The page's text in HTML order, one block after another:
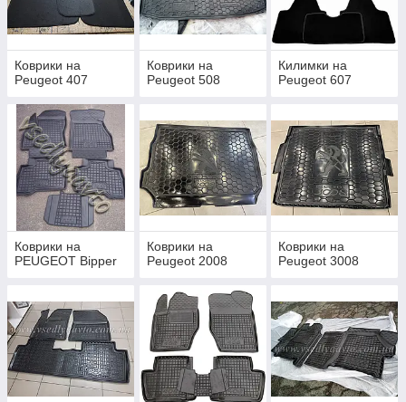
Коврики на
Peugeot 407
Коврики на
Peugeot 508
Килимки на
Peugeot 607
Коврики на
PEUGEOT Bipper
Коврики на
Peugeot 2008
Коврики на
Peugeot 3008